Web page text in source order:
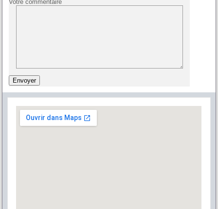
Votre commentaire